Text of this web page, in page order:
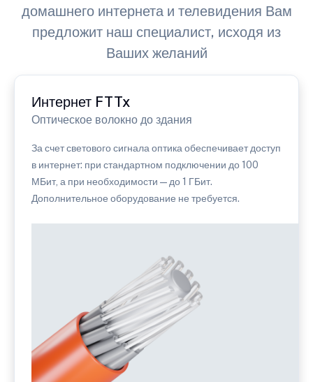
домашнего интернета и телевидения Вам
предложит наш специалист, исходя из
Ваших желаний
Интернет FTTx
Оптическое волокно до здания
За счет светового сигнала оптика обеспечивает доступ
в интернет: при стандартном подключении до 100
МБит, а при необходимости — до 1 ГБит.
Дополнительное оборудование не требуется.